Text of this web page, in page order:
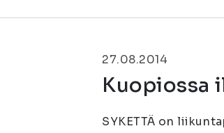
27.08.2014
Kuopiossa
SYKETTÄ on